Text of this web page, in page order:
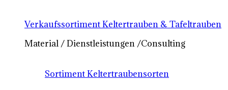
Verkaufssortiment Keltertrauben & Tafeltrauben
Material / Dienstleistungen /Consulting
Sortiment Keltertraubensorten